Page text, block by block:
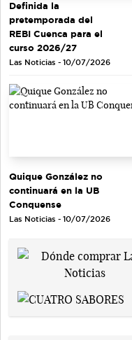
Definida la
pretemporada del
REBI Cuenca para el
curso 2026/27
Las Noticias - 10/07/2026
Quique González no
continuará en la UB
Conquense
Las Noticias - 10/07/2026